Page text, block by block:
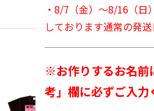
・8/7（金）～8/16（
しております通常の発
※お作りするお名前
考」欄に必ずご入力